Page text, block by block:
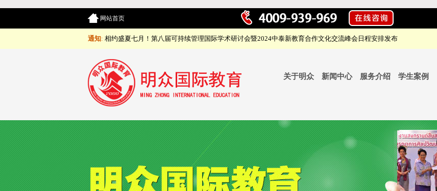
网站首页
通知: 相约盛夏七月！第八届可持续管理国际学术研讨会暨2024中泰新教育合作文化交流峰会日程安排发布
关于明众 新闻中心 服务介绍 学生案例